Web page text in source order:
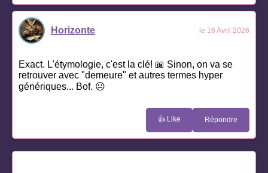
Horizonte le 16 Avril 2026
Exact. L'étymologie, c'est la clé! 📖 Sinon, on va se
retrouver avec "demeure" et autres termes hyper
génériques... Bof. 😐
👍 Like Répondre